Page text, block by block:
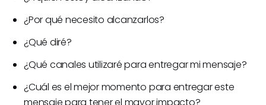
¿Por qué necesito alcanzarlos?
¿Qué diré?
¿Qué canales utilizaré para entregar mi mensaje?
¿Cuál es el mejor momento para entregar este